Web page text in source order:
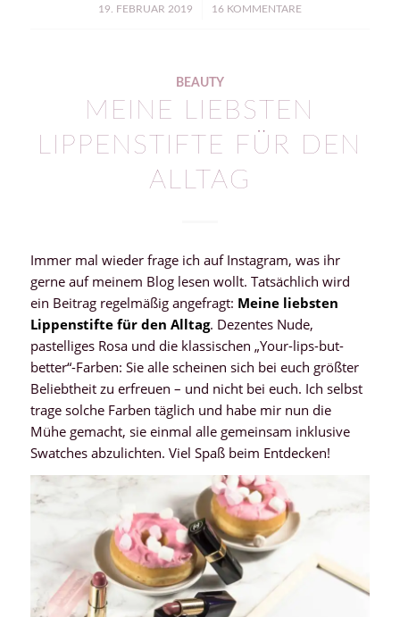
19. FEBRUAR 2019
/ 16 KOMMENTARE
BEAUTY
MEINE LIEBSTEN
LIPPENSTIFTE FÜR DEN
ALLTAG
Immer mal wieder frage ich auf Instagram, was ihr
gerne auf meinem Blog lesen wollt. Tatsächlich wird
ein Beitrag regelmäßig angefragt: Meine liebsten
Lippenstifte für den Alltag. Dezentes Nude,
pastelliges Rosa und die klassischen „Your-lips-but-
better“-Farben: Sie alle scheinen sich bei euch größter
Beliebtheit zu erfreuen – und nicht bei euch. Ich selbst
trage solche Farben täglich und habe mir nun die
Mühe gemacht, sie einmal alle gemeinsam inklusive
Swatches abzulichten. Viel Spaß beim Entdecken!